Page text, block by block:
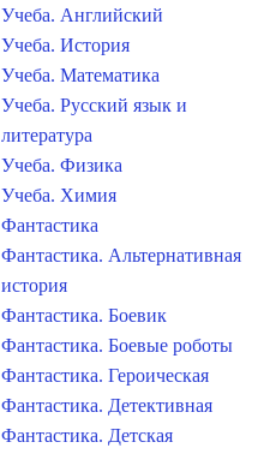
Учеба. Английский
Учеба. История
Учеба. Математика
Учеба. Русский язык и
литература
Учеба. Физика
Учеба. Химия
Фантастика
Фантастика. Альтернативная
история
Фантастика. Боевик
Фантастика. Боевые роботы
Фантастика. Героическая
Фантастика. Детективная
Фантастика. Детская